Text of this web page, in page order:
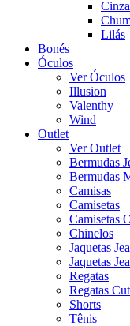
Cinza
Lilás
Bonés
Óculos
Ver Óculos
Illusion
Valenthy
Wind
Outlet
Ver Outlet
Bermudas
Bermudas
Camisas
Camisetas
Camisetas
Chinelos
Jaquetas
Jaquetas
Regatas
Regatas Cut
Shorts
Tênis